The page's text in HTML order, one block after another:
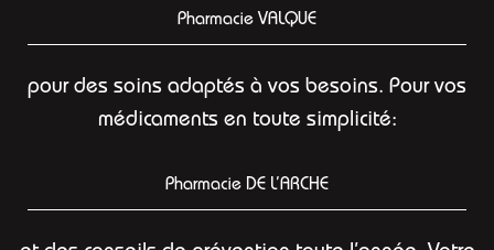
Pharmacie VALQUE
pour des soins adaptés à vos besoins. Pour vos
médicaments en toute simplicité:
Pharmacie DE L’ARCHE